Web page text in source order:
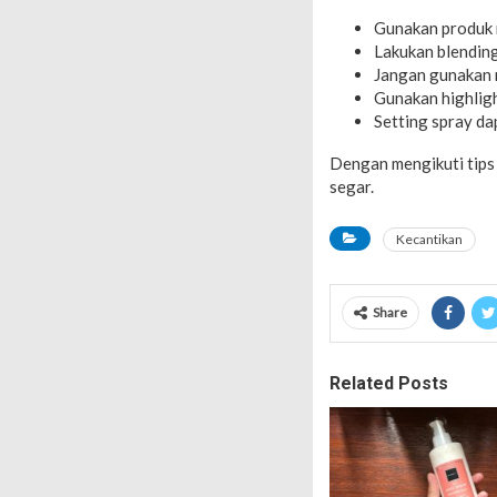
Gunakan
Lakukan
Jangan
Gunakan
Setting spray
Dengan mengikuti tips
segar.
Kecantikan
Share
Related Posts